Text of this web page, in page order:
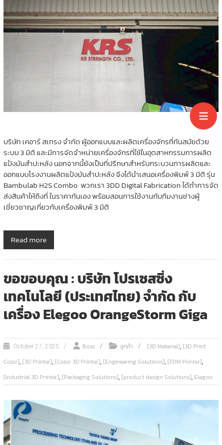
บริษัท เคอาร์ สเทรง จำกัด ผู้ออกแบบและผลิตเครื่องจักรที่ทันสมัยด้วย
ระบบ 3 มิติ และมีการจัดจำหน่ายเครื่องจักรที่ใช้ในอุตสาหกรรมการผลิต
แป้งมันสำปะหลัง นอกจากนี้ยังเป็นที่ปรึกษาสำหรับกระบวนการผลิตและ
ออกแบบโรงงานผลิตแป้งมันสำปะหลัง จึงได้นำเสนอเครื่องพิมพ์ 3 มิติ รุ่น
Bambulab H2S Combo พวกเรา 3DD Digital Fabrication ได้ทำการจัด
ส่งสินค้าให้ถึงที่ ในราคากันเอง พร้อมสอนการใช้งานกับทีมงานช่างผู้
เชี่ยวชาญเกี่ยวกับเครื่องพิมพ์ 3 มิติ
Read more
ขอขอบคุณ : บริษัท โปรเซสซิ่ง
เทคโนโลยี (ประเทศไทย) จำกัด กับ
เครื่อง Elegoo OrangeStorm Giga
October 27, 2025 Boss ลูกค้า [3D Material],[3D Print
Color],[3D Printer],[Color 3D Printer],[Engineering Solutions],[FDM Printer],
[Industrial 3D Printer],[Packaging Solutions],[product design Solutions], Elegoo